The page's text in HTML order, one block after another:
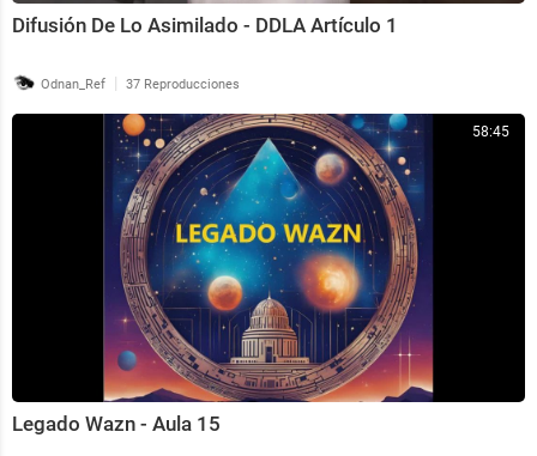
Difusión De Lo Asimilado - DDLA Artículo 1
Odnan_Ref | 37 Reproducciones
58:45
Legado Wazn - Aula 15